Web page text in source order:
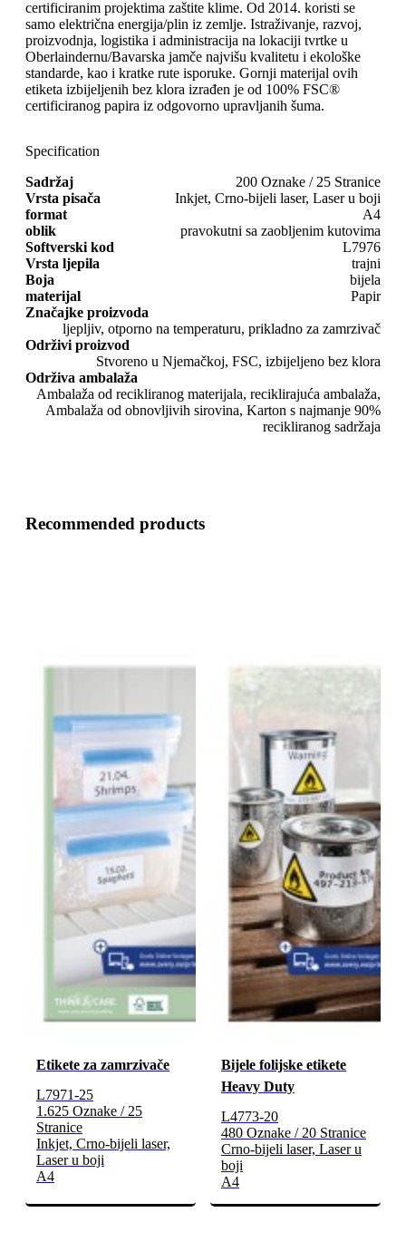
certificiranim projektima zaštite klime. Od 2014. koristi se
samo električna energija/plin iz zemlje. Istraživanje, razvoj,
proizvodnja, logistika i administracija na lokaciji tvrtke u
Oberlaindernu/Bavarska jamče najvišu kvalitetu i ekološke
standarde, kao i kratke rute isporuke. Gornji materijal ovih
etiketa izbijeljenih bez klora izrađen je od 100% FSC®
certificiranog papira iz odgovorno upravljanih šuma.
Specification
Sadržaj
200 Oznake / 25 Stranice
Vrsta pisača
Inkjet, Crno-bijeli laser, Laser u boji
format
A4
oblik
pravokutni sa zaobljenim kutovima
Softverski kod
L7976
Vrsta ljepila
trajni
Boja
bijela
materijal
Papir
Značajke proizvoda
ljepljiv, otporno na temperaturu, prikladno za zamrzivač
Održivi proizvod
Stvoreno u Njemačkoj, FSC, izbijeljeno bez klora
Održiva ambalaža
Ambalaža od recikliranog materijala, reciklirajuća ambalaža,
Ambalaža od obnovljivih sirovina, Karton s najmanje 90%
recikliranog sadržaja
Recommended products
Etikete za zamrzivače
L7971-25
1.625 Oznake / 25
Stranice
Inkjet, Crno-bijeli laser,
Laser u boji
A4
Bijele folijske etikete
Heavy Duty
L4773-20
480 Oznake / 20 Stranice
Crno-bijeli laser, Laser u
boji
A4